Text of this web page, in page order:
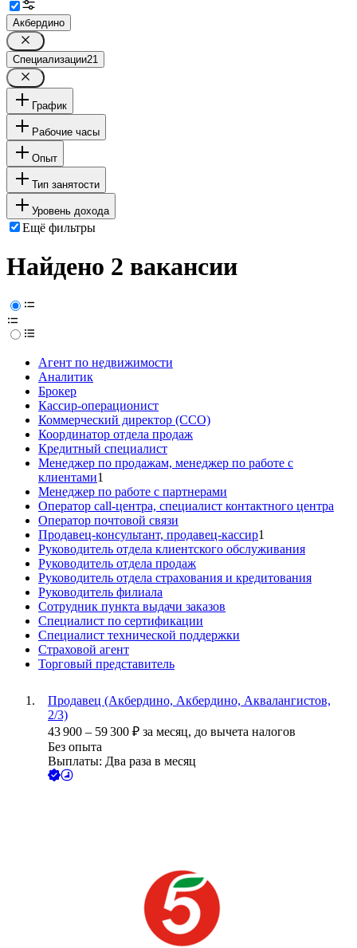
Акбердино
Специализации21
График
Рабочие часы
Опыт
Тип занятости
Уровень дохода
Ещё фильтры
Найдено 2 вакансии
Агент по недвижимости
Аналитик
Брокер
Кассир-операционист
Коммерческий директор (CCO)
Координатор отдела продаж
Кредитный специалист
Менеджер по продажам, менеджер по работе с
клиентами1
Менеджер по работе с партнерами
Оператор call-центра, специалист контактного центра
Оператор почтовой связи
Продавец-консультант, продавец-кассир1
Руководитель отдела клиентского обслуживания
Руководитель отдела продаж
Руководитель отдела страхования и кредитования
Руководитель филиала
Сотрудник пункта выдачи заказов
Специалист по сертификации
Специалист технической поддержки
Страховой агент
Торговый представитель
Продавец (Акбердино, Акбердино, Аквалангистов,
2/3)
43 900 – 59 300 ₽ за месяц, до вычета налогов
Без опыта
Выплаты: Два раза в месяц